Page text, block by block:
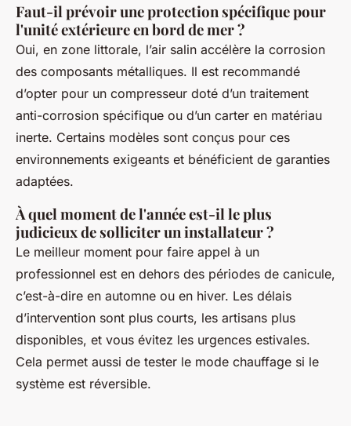
Faut-il prévoir une protection spécifique pour
l'unité extérieure en bord de mer ?
Oui, en zone littorale, l’air salin accélère la corrosion
des composants métalliques. Il est recommandé
d’opter pour un compresseur doté d’un traitement
anti-corrosion spécifique ou d’un carter en matériau
inerte. Certains modèles sont conçus pour ces
environnements exigeants et bénéficient de garanties
adaptées.
À quel moment de l'année est-il le plus
judicieux de solliciter un installateur ?
Le meilleur moment pour faire appel à un
professionnel est en dehors des périodes de canicule,
c’est-à-dire en automne ou en hiver. Les délais
d’intervention sont plus courts, les artisans plus
disponibles, et vous évitez les urgences estivales.
Cela permet aussi de tester le mode chauffage si le
système est réversible.